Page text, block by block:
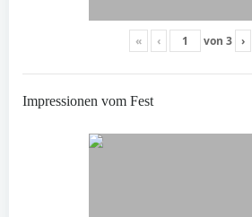
« ‹ von 3 ›
Impressionen vom Fest